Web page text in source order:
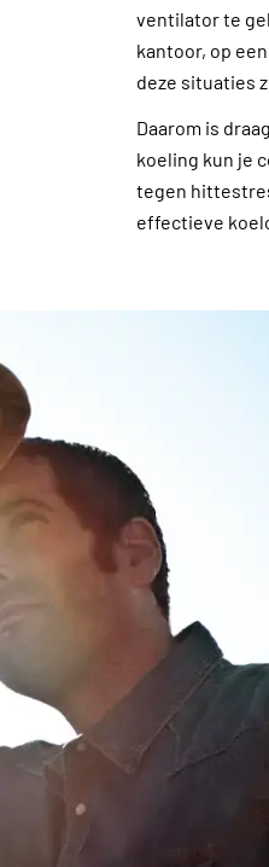
ventilator te
kantoor, op
deze situaties
Daarom is
koeling kun je
tegen
effectieve